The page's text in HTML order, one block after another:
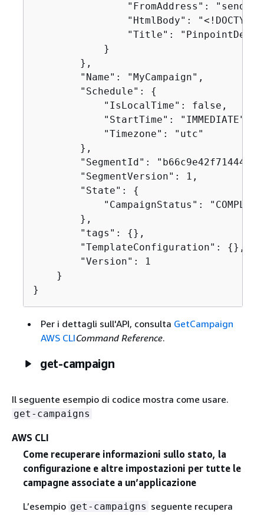
"FromAddress":
"HtmlBody":
                "Title": "PinpointDemo"
            }
        },
        "Name": "MyCampaign",
        "Schedule":
{
            "IsLocalTime": false,
            "StartTime": "IMMEDIATE",
            "Timezone": "utc"
        },
"SegmentId":
        "SegmentVersion": 1,
        "State":
{
"CampaignStatus":
        },
        "tags":
{},
        "TemplateConfiguration":
{},
        "Version": 1
    }
}
Per i dettagli sull'API, consulta GetCampaign
AWS CLICommand Reference.
get-campaign
Il seguente esempio di codice mostra come usare.
get-campaigns
AWS CLI
Come recuperare informazioni sullo stato, la
configurazione e altre impostazioni per tutte le
campagne associate a un’applicazione
L’esempio get-campaigns seguente recupera